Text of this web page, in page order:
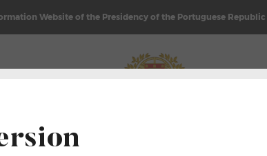
Website of the Presidency of the Portuguese Republic